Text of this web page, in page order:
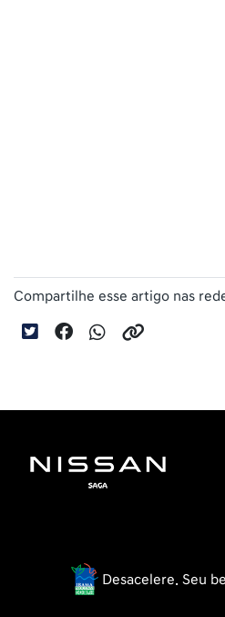
Compartilhe esse artigo nas
Desacelere. Seu